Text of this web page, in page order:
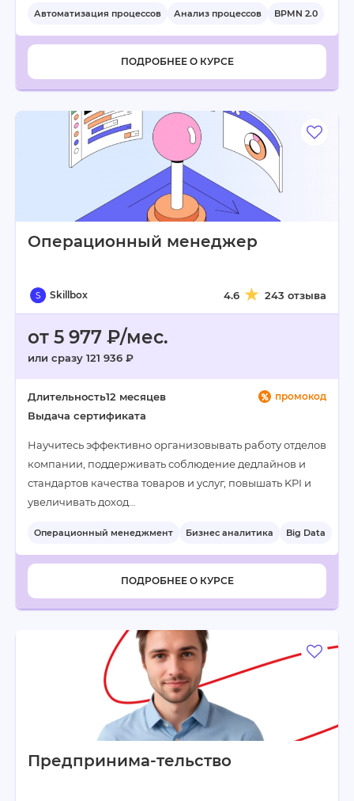
Автоматизация процессов Анализ процессов
BPMN 2.0
+4
ПОДРОБНЕЕ О КУРСЕ
Операционный менеджер
Skillbox 4.6 243 отзыва
от 5 977 ₽/мес.
или сразу 121 936 ₽
промокод
Длительность12 месяцев
Выдача сертификата
Научитесь эффективно организовывать работу отделов
компании, поддерживать соблюдение дедлайнов и
стандартов качества товаров и услуг, повышать KPI и
увеличивать доход…
Операционный менеджмент Бизнес аналитика
Big Data
+8
ПОДРОБНЕЕ О КУРСЕ
Предпринима-тельство